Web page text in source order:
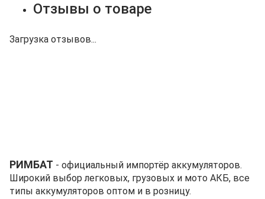
Отзывы о товаре
Загрузка отзывов...
РИМБАТ - официальный импортёр аккумуляторов.
Широкий выбор легковых, грузовых и мото АКБ, все
типы аккумуляторов оптом и в розницу.